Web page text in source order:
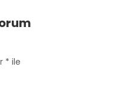
* ile